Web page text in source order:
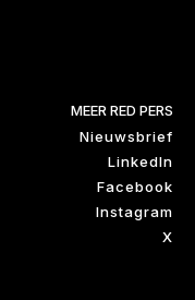
MEER RED PERS
Nieuwsbrief
LinkedIn
Facebook
Instagram
X